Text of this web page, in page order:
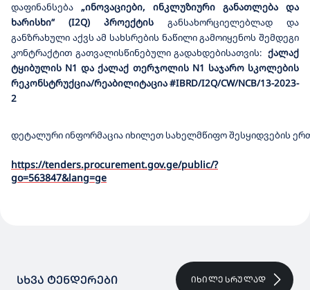
დაფინანსება
„ინოვაციები, ინკლუზიური განათლება და
ხარისხი“ (I2Q) პროექტის განსახორციელებლად
და
განზრახული აქვს ამ სახსრების ნაწილი გამოიყენოს შემდეგი
კონტრაქტით გათვალისწინებული გადახდებისათვის: ქალაქ
ტყიბულის N1 და ქალაქ თერჯოლის N1 საჯარო სკოლების
რეკონსტრუქცია/რეაბილიტაცია#IBRD/I2Q/CW/NCB/13-2023-
2
დეტალური ინფორმაცია იხილეთ სახელმწიფო შესყიდვების
https://tenders.procurement.gov.ge/public/?
go=563847&lang=ge
ᲡᲮᲕᲐ ᲢᲔᲜᲓᲔᲠᲔᲑᲘ ᲘᲮᲘᲚᲔ ᲡᲠᲣᲚᲐᲓ